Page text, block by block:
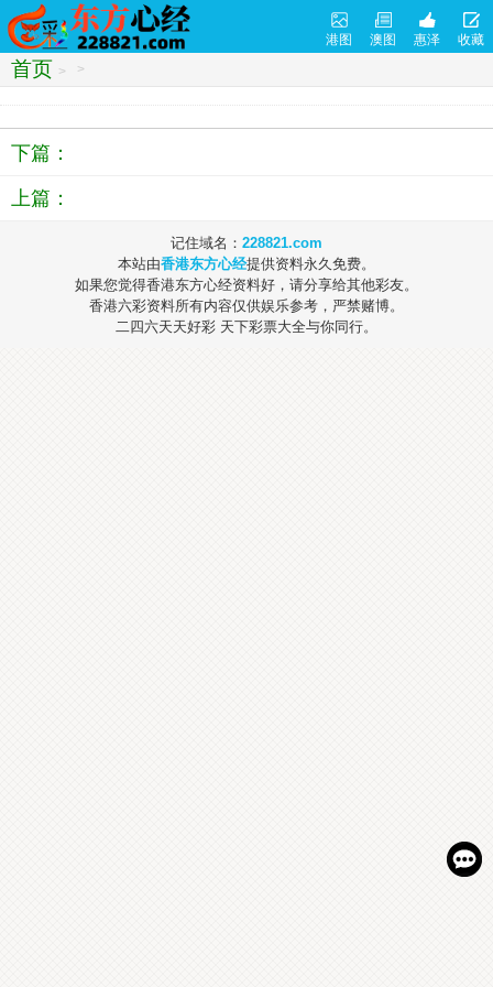
港图 澳图 惠泽 收藏
首页 > >
下篇：
上篇：
记住域名： 228821.com
本站由香港东方心经提供资料永久免费。
如果您觉得香港东方心经资料好，请分享给其他彩友。
香港六彩资料所有内容仅供娱乐参考，严禁赌博。
二四六天天好彩 天下彩票大全与你同行。